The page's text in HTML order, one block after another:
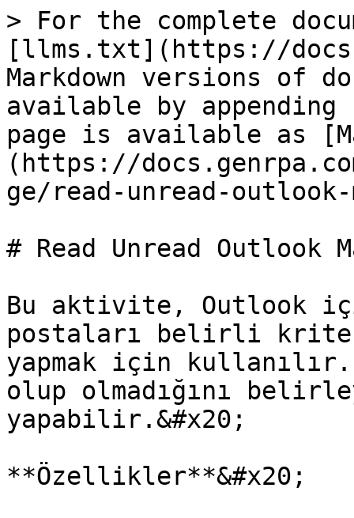
> For the complete
[llms.txt](https://
Markdown versions of
available by
page is available as
(https://
ge/read-unread-outlook-
# Read Unread Outlook
Bu aktivite, Outlook
postaları belirli
yapmak için kullanılır.
olup olmadığını
yapabilir.&#x20;
**Özellikler**&#x20;